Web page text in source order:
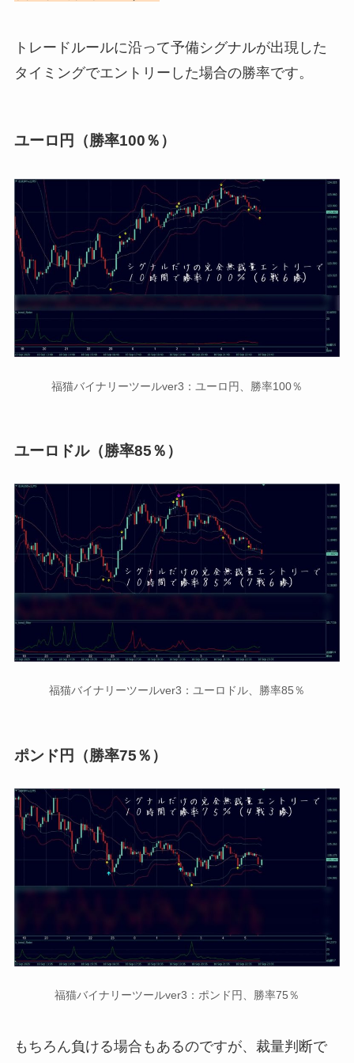
トレードルールに沿って予備シグナルが出現した
タイミングでエントリーした場合の勝率です。
ユーロ円（勝率100％）
福猫バイナリーツールver3：ユーロ円、勝率100％
ユーロドル（勝率85％）
福猫バイナリーツールver3：ユーロドル、勝率85％
ポンド円（勝率75％）
福猫バイナリーツールver3：ポンド円、勝率75％
もちろん負ける場合もあるのですが、裁量判断で